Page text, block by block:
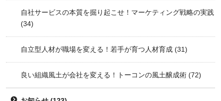
自社サービスの本質を掘り起こせ！マーケティング戦略の実践
(34)
自立型人材が職場を変える！若手が育つ人材育成 (31)
良い組織風土が会社を変える！トーコンの風土醸成術 (72)